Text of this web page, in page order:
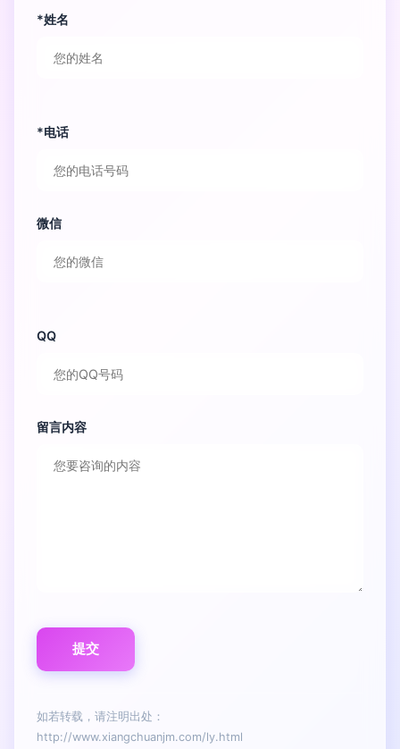
*姓名
*电话
微信
QQ
留言内容
如若转载，请注明出处：
http://www.xiangchuanjm.com/ly.html